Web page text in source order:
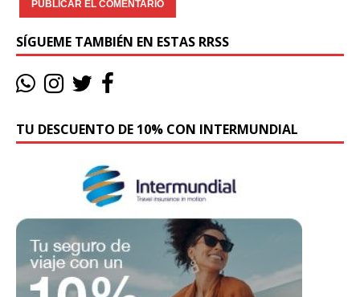
SÍGUEME TAMBIÉN EN ESTAS RRSS
TU DESCUENTO DE 10% CON INTERMUNDIAL